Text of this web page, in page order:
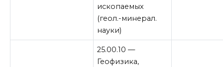
ископаемых
(геол.-минерал.
науки)
25.00.10 —
Геофизика,